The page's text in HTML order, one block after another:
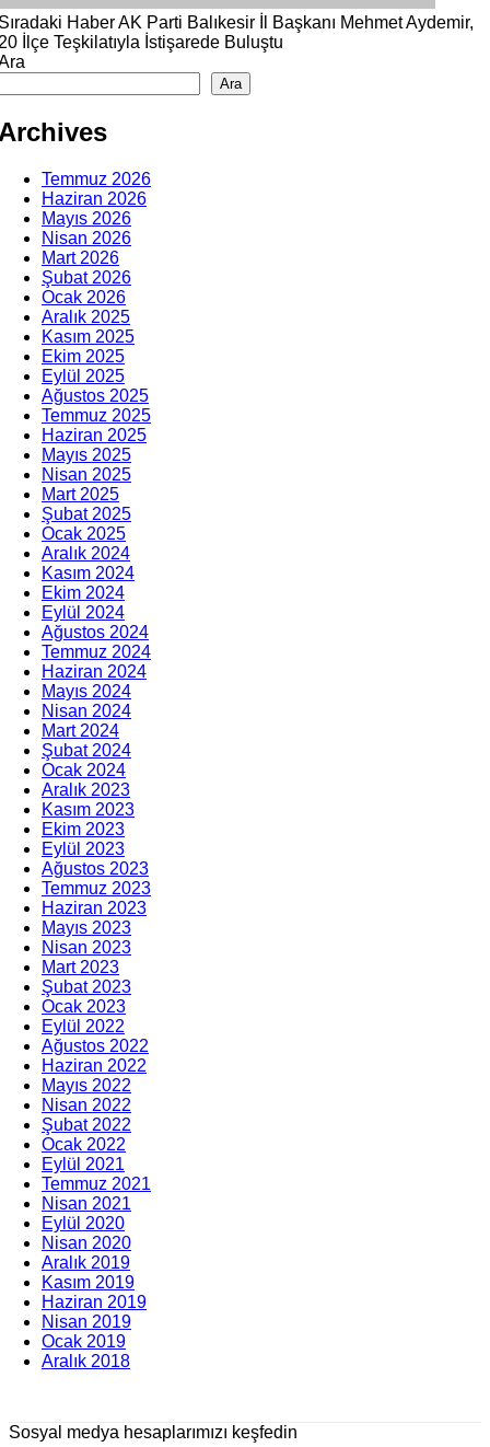
HaberAK Parti Balıkesir İl Başkanı Mehmet Aydemir,
İlçe Teşkilatıyla İstişarede Buluştu
Ara
Temmuz 2026
Haziran 2026
Mayıs 2026
Nisan 2026
Mart 2026
Şubat 2026
Ocak 2026
Aralık 2025
Kasım 2025
Ekim 2025
Eylül 2025
Ağustos 2025
Temmuz 2025
Haziran 2025
Mayıs 2025
Nisan 2025
Mart 2025
Şubat 2025
Ocak 2025
Aralık 2024
Kasım 2024
Ekim 2024
Eylül 2024
Ağustos 2024
Temmuz 2024
Haziran 2024
Mayıs 2024
Nisan 2024
Mart 2024
Şubat 2024
Ocak 2024
Aralık 2023
Kasım 2023
Ekim 2023
Eylül 2023
Ağustos 2023
Temmuz 2023
Haziran 2023
Mayıs 2023
Nisan 2023
Mart 2023
Şubat 2023
Ocak 2023
Eylül 2022
Ağustos 2022
Haziran 2022
Mayıs 2022
Nisan 2022
Şubat 2022
Ocak 2022
Eylül 2021
Temmuz 2021
Nisan 2021
Eylül 2020
Nisan 2020
Aralık 2019
Kasım 2019
Haziran 2019
Nisan 2019
Ocak 2019
Aralık 2018
Sosyal medya hesaplarımızı keşfedin